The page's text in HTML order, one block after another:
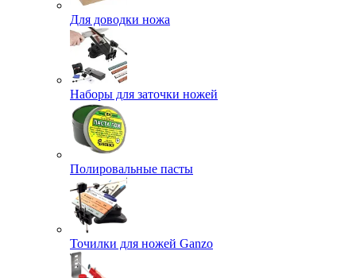
Для доводки ножа
Наборы для заточки ножей
Полировальные пасты
Точилки для ножей Ganzo